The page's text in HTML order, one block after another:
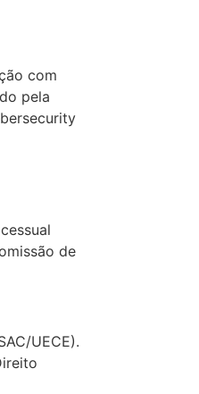
com
pela
de
UECE).